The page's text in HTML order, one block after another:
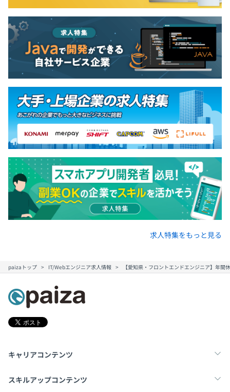
求人特集をもっと見る
paizaトップ IT/Webエンジニア求人情報 【愛知県・フロントエンドエンジニア】年
キャリアコンテンツ
転職・キャリア
スキルアップコンテンツ